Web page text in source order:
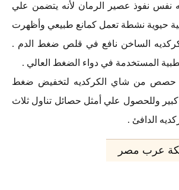
نفس نفوذ عصير الرمان لأنه يتضمن علي
حيوية نشطة تعمل كمانع طبيعي وأظهرت
الساخن نافع في قلص ضغط الدم .
المستخدمة في دواء الضغط العالي .
حصص من شاي الكركديه لتخفيض ضغط
كبير وللحصول علي أمثل حصائل تناول ثلاث
الدافئ .
عرب مصر